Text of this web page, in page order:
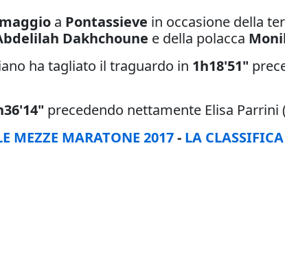
a Pontassieve in occasione della
Dakhchoune e della polacca
ha tagliato il traguardo in 1h18'51"
precedendo nettamente Elisa Parrini
MEZZE MARATONE 2017- LA